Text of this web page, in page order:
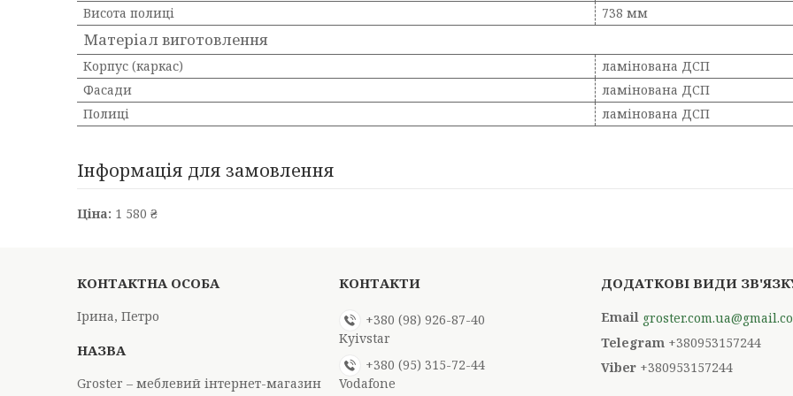
Висота полиці 738 мм
Матеріал виготовлення
Корпус (каркас)
ламінована ДСП
Фасади
ламінована ДСП
Полиці
ламінована ДСП
Інформація для замовлення
Ціна: 1 580 ₴
Ірина, Петро
Groster – меблевий інтернет-магазин
+380 (98) 926-87-40
Kyivstar
+380 (95) 315-72-44
Vodafone
+380953157244
+380953157244